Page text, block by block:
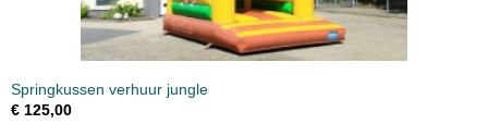
Springkussen verhuur jungle
€ 125,00